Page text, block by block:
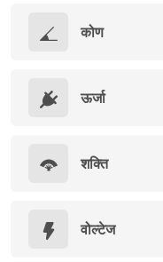
कोण
ऊर्जा
शक्ति
वोल्टेज